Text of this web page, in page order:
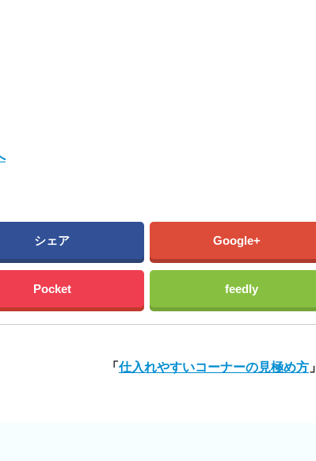
シェア Google+
Pocket feedly
「 仕入れやすいコーナーの見極め方 」